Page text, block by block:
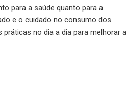
para a saúde quanto para a
e o cuidado no consumo dos
no dia a dia para melhorar a